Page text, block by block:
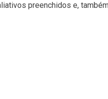
preenchidos e,